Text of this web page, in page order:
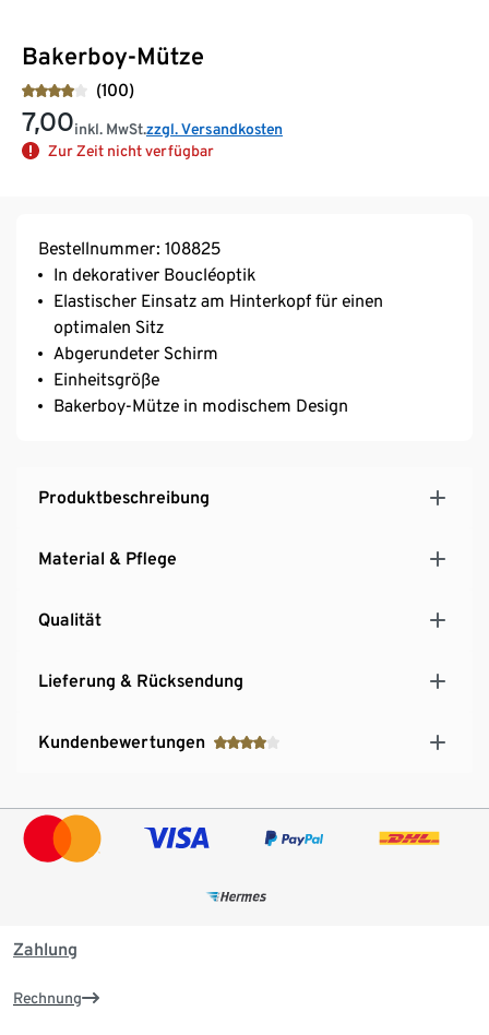
Bakerboy-Mütze
(100)
7,00inkl. MwSt.zzgl. Versandkosten
Zur Zeit nicht verfügbar
Bestellnummer: 108825
In dekorativer Boucléoptik
Elastischer Einsatz am Hinterkopf für einen
optimalen Sitz
Abgerundeter Schirm
Einheitsgröße
Bakerboy-Mütze in modischem Design
Produktbeschreibung
Material & Pflege
Qualität
Lieferung & Rücksendung
Kundenbewertungen
Zahlung
Rechnung